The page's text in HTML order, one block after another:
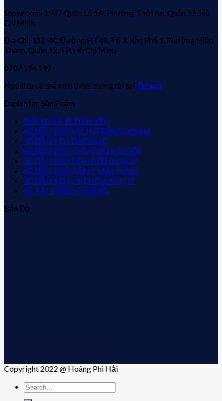
Showroom: 1967 Quốc Lộ 1A, Phường Thới An, Quận 12, Hồ
Chí Minh
Địa Chỉ: 112/4C Đường HT48, Tổ 3, Khu Phố 1, Phường Hiệp
Thành, Quận 12, TP. Hồ Chí Minh
0707 196 197
Ngoài ra có thể xem thêm chúng tôi tại Teraco
Danh Mục Sản Phẩm
BẢNG GIÁ XE ĐẦU KÉO
XE ĐẦU KÉO MỸ INTERNATIONAL
XE ĐẦU KÉO DAEWOO
XE ĐẦU KÉO HYUNDAI HD1000
XE ĐẦU KÉO DONGFENG 2019
XE ĐẦU KÉO CAMC MÁY HINO
XE ĐẦU KÉO CHENGLONG H7
XE TẢI TERACO GIÁ RẺ
Bản Đồ
Copyright 2022 @ Hoàng Phi Hải